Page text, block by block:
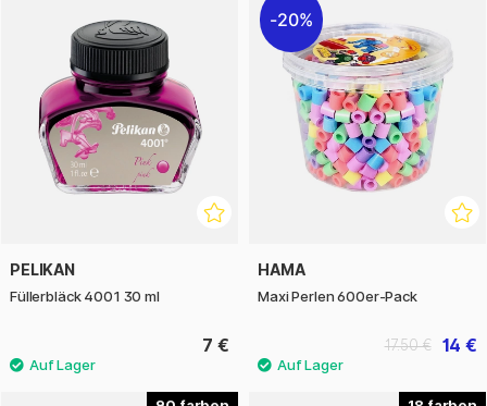
PELIKAN
Füllerbläck 4001 30 ml
7 €
20%
HAMA
Maxi Perlen 600er-Pack
14 €
17.50 €